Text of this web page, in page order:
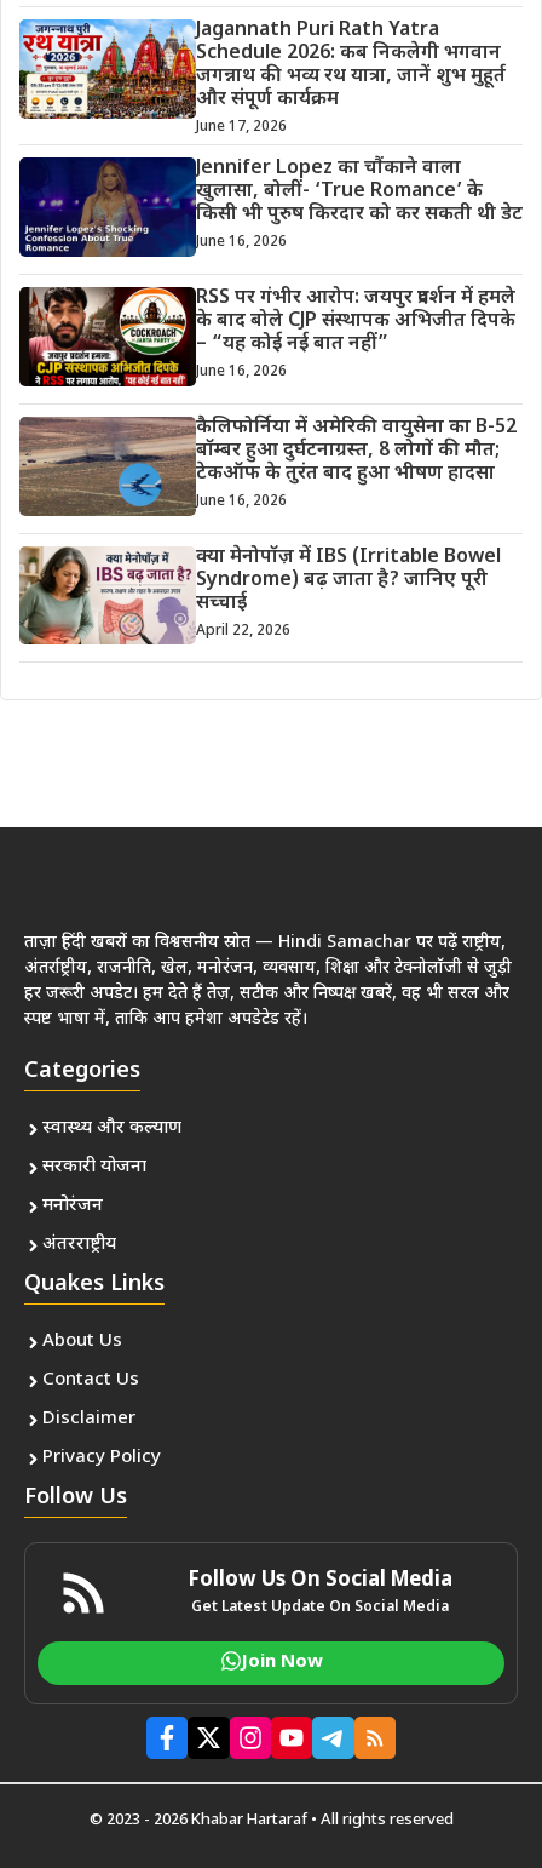
Jagannath Puri Rath Yatra
Schedule 2026: कब निकलेगी भगवान
जगन्नाथ की भव्य रथ यात्रा, जानें शुभ मुहूर्त
और संपूर्ण कार्यक्रम
June 17, 2026
Jennifer Lopez का चौंकाने वाला
खुलासा, बोलीं- ‘True Romance’ के
किसी भी पुरुष किरदार को कर सकती थी डेट
June 16, 2026
RSS पर गंभीर आरोप: जयपुर प्रदर्शन में हमले
के बाद बोले CJP संस्थापक अभिजीत दिपके
– “यह कोई नई बात नहीं”
June 16, 2026
कैलिफोर्निया में अमेरिकी वायुसेना का B-52
बॉम्बर हुआ दुर्घटनाग्रस्त, 8 लोगों की मौत;
टेकऑफ के तुरंत बाद हुआ भीषण हादसा
June 16, 2026
क्या मेनोपॉज़ में IBS (Irritable Bowel
Syndrome) बढ़ जाता है? जानिए पूरी
सच्चाई
April 22, 2026
ताज़ा हिंदी खबरों का विश्वसनीय स्रोत — Hindi Samachar पर पढ़ें राष्ट्रीय,
अंतर्राष्ट्रीय, राजनीति, खेल, मनोरंजन, व्यवसाय, शिक्षा और टेक्नोलॉजी से जुड़ी
हर जरूरी अपडेट। हम देते हैं तेज़, सटीक और निष्पक्ष खबरें, वह भी सरल और
स्पष्ट भाषा में, ताकि आप हमेशा अपडेटेड रहें।
Categories
स्वास्थ्य और कल्याण
सरकारी योजना
मनोरंजन
अंतरराष्ट्रीय
Quakes Links
About Us
Contact Us
Disclaimer
Privacy Policy
Follow Us
Follow Us On Social Media
Get Latest Update On Social Media
Join Now
© 2023 - 2026 Khabar Hartaraf • All rights reserved